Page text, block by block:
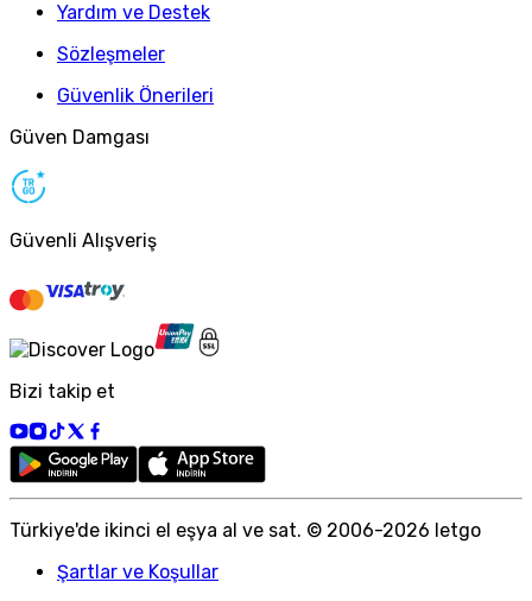
Yardım ve Destek
Sözleşmeler
Güvenlik Önerileri
Güven Damgası
Güvenli Alışveriş
Bizi takip et
Türkiye'de ikinci el eşya al ve sat. © 2006-2026 letgo
Şartlar ve Koşullar